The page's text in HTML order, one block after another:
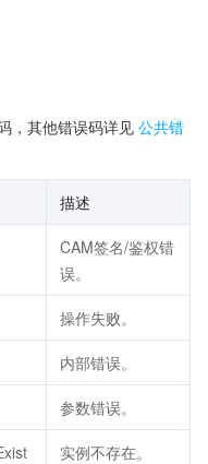
，其他错误码详见 公共错
描述
CAM签名/鉴权错
误。
操作失败。
内部错误。
参数错误。
实例不存在。